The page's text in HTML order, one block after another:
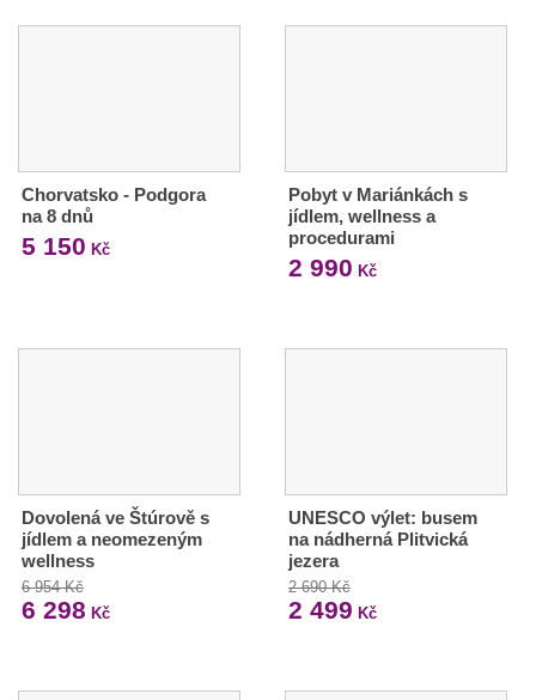
Chorvatsko - Podgora
na 8 dnů
5 150 Kč
Pobyt v Mariánkách s
jídlem, wellness a
procedurami
2 990 Kč
Dovolená ve Štúrově s
jídlem a neomezeným
wellness
6 954 Kč
6 298 Kč
UNESCO výlet: busem
na nádherná Plitvická
jezera
2 690 Kč
2 499 Kč